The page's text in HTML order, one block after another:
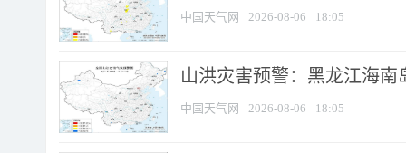
中国天气网 2026-08-06 18:05
山洪灾害预警：黑龙江海
中国天气网 2026-08-06 18:05